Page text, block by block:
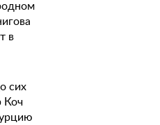
в
сих
Коч